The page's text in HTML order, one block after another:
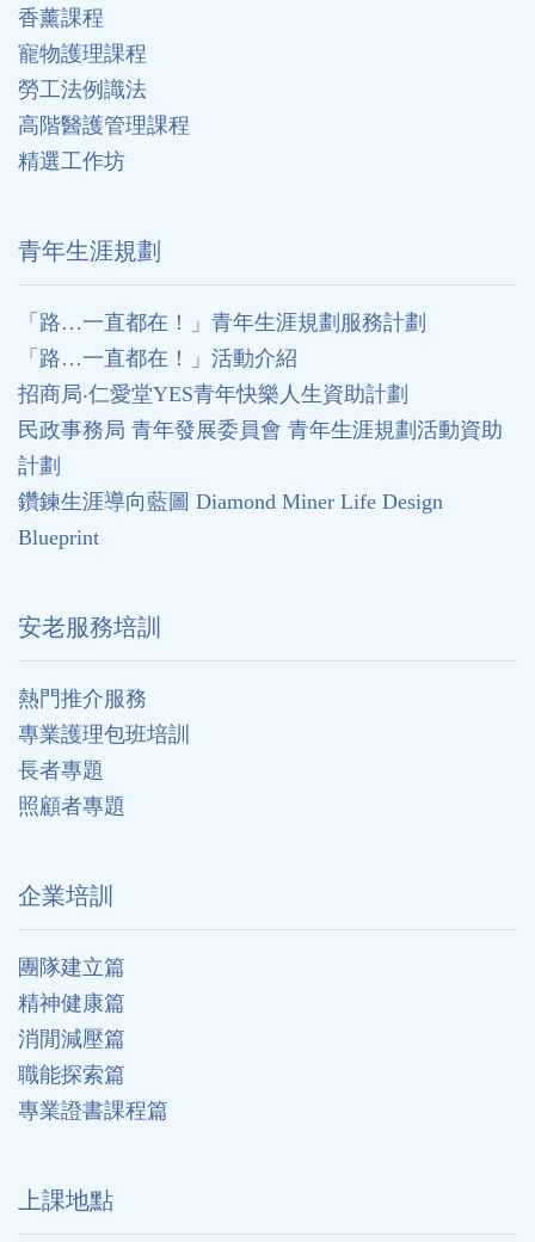
香薰課程
寵物護理課程
勞工法例識法
高階醫護管理課程
精選工作坊
⻘年生涯規劃
「路…一直都在！」青年生涯規劃服務計劃
「路…一直都在！」活動介紹
招商局‧仁愛堂YES青年快樂人生資助計劃
民政事務局 青年發展委員會 青年生涯規劃活動資助
計劃
鑽鍊生涯導向藍圖 Diamond Miner Life Design
Blueprint
安老服務培訓
熱門推介服務
專業護理包班培訓
長者專題
照顧者專題
企業培訓
團隊建立篇
精神健康篇
消閒減壓篇
職能探索篇
專業證書課程篇
上課地點